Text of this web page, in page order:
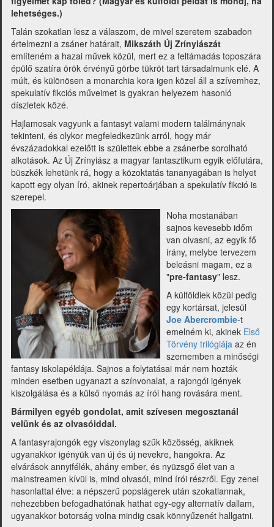
lehetséges.)
Talán szokatlan lesz a válaszom, de mivel szeretem szabadon
értelmezni a zsáner határait, Mikszáth Új Zrínyiászát
említeném a hazai művek közül, mert ez a feltámadás toposzára
épülő szatíra örök érvényű görbe tükröt tart társadalmunk elé. A
múlt, és különösen a monarchia kora igen közel áll a szívemhez,
spekulatív fikciós műveimet is gyakran helyezem hasonló
díszletek közé.
Hajlamosak vagyunk a fantasyt valami modern találmánynak
tekinteni, és olykor megfeledkezünk arról, hogy már
évszázadokkal ezelőtt is születtek ebbe a zsánerbe sorolható
alkotások. Az Új Zrínyiász a magyar fantasztikum egyik előfutára,
büszkék lehetünk rá, hogy a közoktatás tananyagában is helyet
kapott egy olyan író, akinek repertoárjában a spekulatív fikció is
szerepel.
Noha mostanában
sajnos kevesebb időm
van olvasni, az egyik fő
irány, melybe tervezem
beleásni magam, ez a
"pre-fantasy" lesz.
A külföldiek közül pedig
egy kortársat, jelesül
Joe Abercrombie-t
emelném ki, akinek Első
Törvény trilógiája az én
szememben a minőségi
fantasy iskolapéldája. Sajnos a folytatásai már nem hozták
minden esetben ugyanazt a színvonalat, a rajongói igények
kiszolgálása és a külső nyomás az írói hang rovására ment.
Bármilyen egyéb gondolat, amit szívesen megosztanál
velünk és az olvasóiddal.
A fantasyrajongók egy viszonylag szűk közösség, akiknek
ugyanakkor igényük van új és új nevekre, hangokra. Az
elvárások annyifélék, ahány ember, és nyüzsgő élet van a
mainstreamen kívül is, mind olvasói, mind írói részről. Egy zenei
hasonlattal élve: a népszerű popslágerek után szokatlannak,
nehezebben befogadhatónak hathat egy-egy alternatív dallam,
ugyanakkor botorság volna mindig csak könnyűzenét hallgatni.